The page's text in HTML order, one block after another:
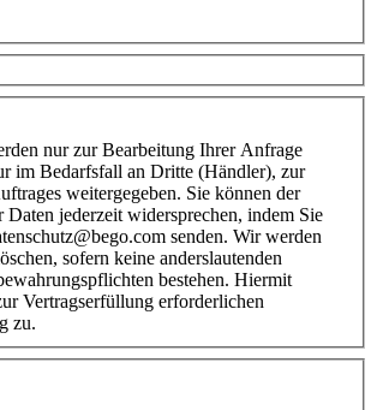
nur zur Bearbeitung Ihrer Anfrage
im Bedarfsfall an Dritte (Händler), zur
weitergegeben. Sie können der
Daten jederzeit widersprechen, indem Sie
senden. Wir werden
sofern keine anderslautenden
bestehen. Hiermit
Vertragserfüllung erforderlichen
zu.